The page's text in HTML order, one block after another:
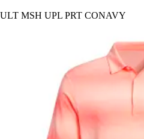
ULT MSH UPL PRT CONAVY